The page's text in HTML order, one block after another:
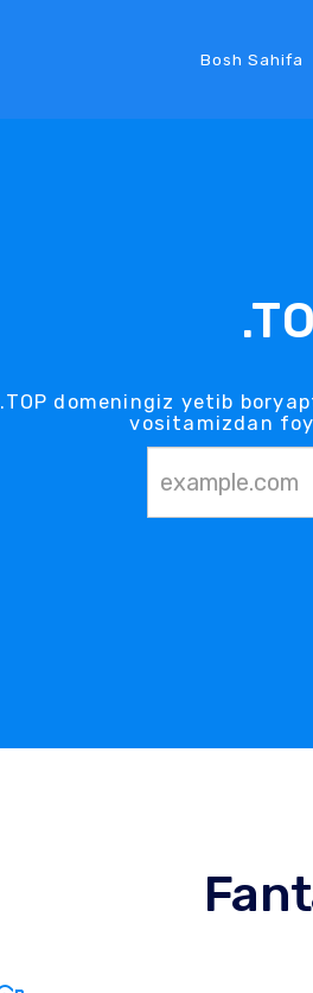
Bosh Sahifa
.TOP domeningiz yetib
vositamizdan